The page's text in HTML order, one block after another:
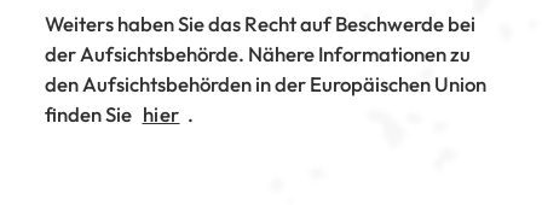
Weiters haben Sie das Recht auf Beschwerde bei
der Aufsichtsbehörde. Nähere Informationen zu
den Aufsichtsbehörden in der Europäischen Union
finden Sie hier .